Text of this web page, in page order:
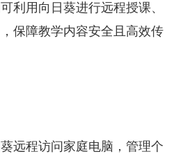
利用向日葵进行远程授课、
保障教学内容安全且高效传
远程访问家庭电脑，管理个